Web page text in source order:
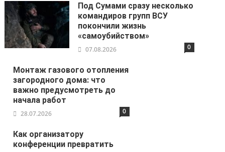
Под Сумами сразу несколько
командиров групп ВСУ
покончили жизнь
«самоубийством»
07.08.2026 0
Монтаж газового отопления
загородного дома: что
важно предусмотреть до
начала работ
28.07.2026 0
Как организатору
конференции превратить